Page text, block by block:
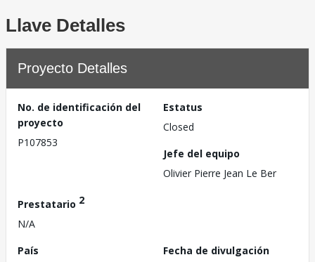
Llave Detalles
Proyecto Detalles
No. de identificación del
proyecto
P107853
Estatus
Closed
Jefe del equipo
Olivier Pierre Jean Le Ber
Prestatario 2
N/A
País
Fecha de divulgación